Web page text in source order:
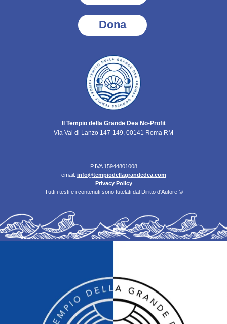
Dona
Il Tempio della Grande Dea No-Profit
Via Val di Lanzo 147-149, 00141 Roma RM
P.IVA 15944801008
email: info@tempiodellagrandedea.com
Privacy Policy
Tutti i testi e i contenuti sono tutelati dal Diritto d'Autore ©